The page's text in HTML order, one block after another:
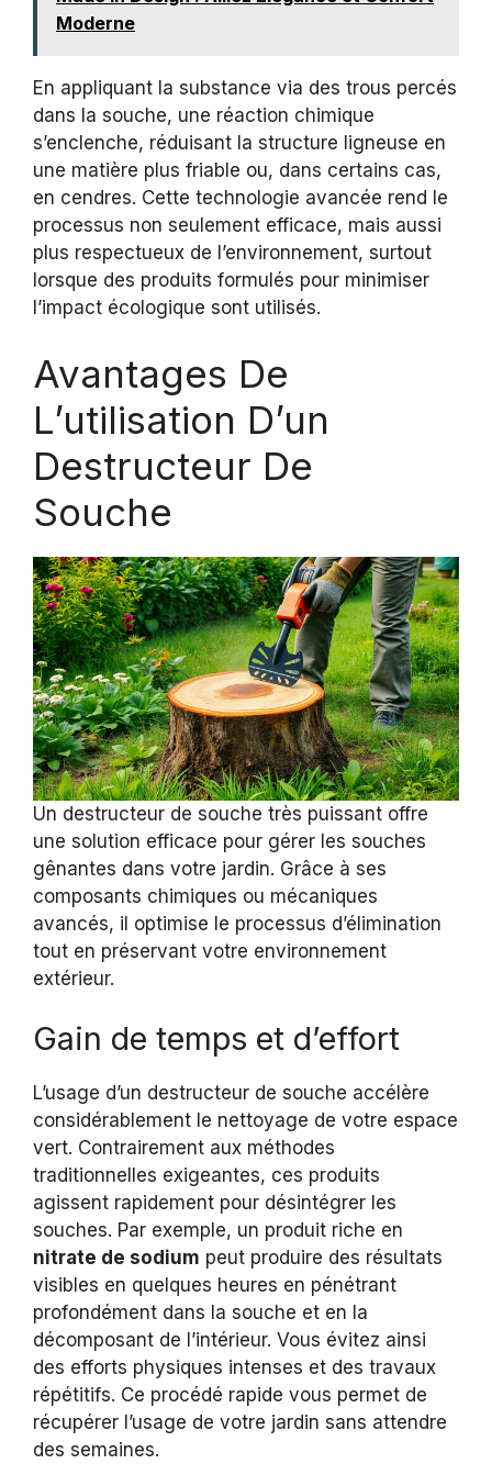
Moderne
En appliquant la substance via des trous percés
dans la souche, une réaction chimique
s’enclenche, réduisant la structure ligneuse en
une matière plus friable ou, dans certains cas,
en cendres. Cette technologie avancée rend le
processus non seulement efficace, mais aussi
plus respectueux de l’environnement, surtout
lorsque des produits formulés pour minimiser
l’impact écologique sont utilisés.
Avantages De
L’utilisation D’un
Destructeur De
Souche
Un destructeur de souche très puissant offre
une solution efficace pour gérer les souches
gênantes dans votre jardin. Grâce à ses
composants chimiques ou mécaniques
avancés, il optimise le processus d’élimination
tout en préservant votre environnement
extérieur.
Gain de temps et d’effort
L’usage d’un destructeur de souche accélère
considérablement le nettoyage de votre espace
vert. Contrairement aux méthodes
traditionnelles exigeantes, ces produits
agissent rapidement pour désintégrer les
souches. Par exemple, un produit riche en
nitrate de sodium peut produire des résultats
visibles en quelques heures en pénétrant
profondément dans la souche et en la
décomposant de l’intérieur. Vous évitez ainsi
des efforts physiques intenses et des travaux
répétitifs. Ce procédé rapide vous permet de
récupérer l’usage de votre jardin sans attendre
des semaines.